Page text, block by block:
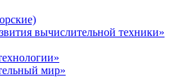
вычислительной техники»
мир»